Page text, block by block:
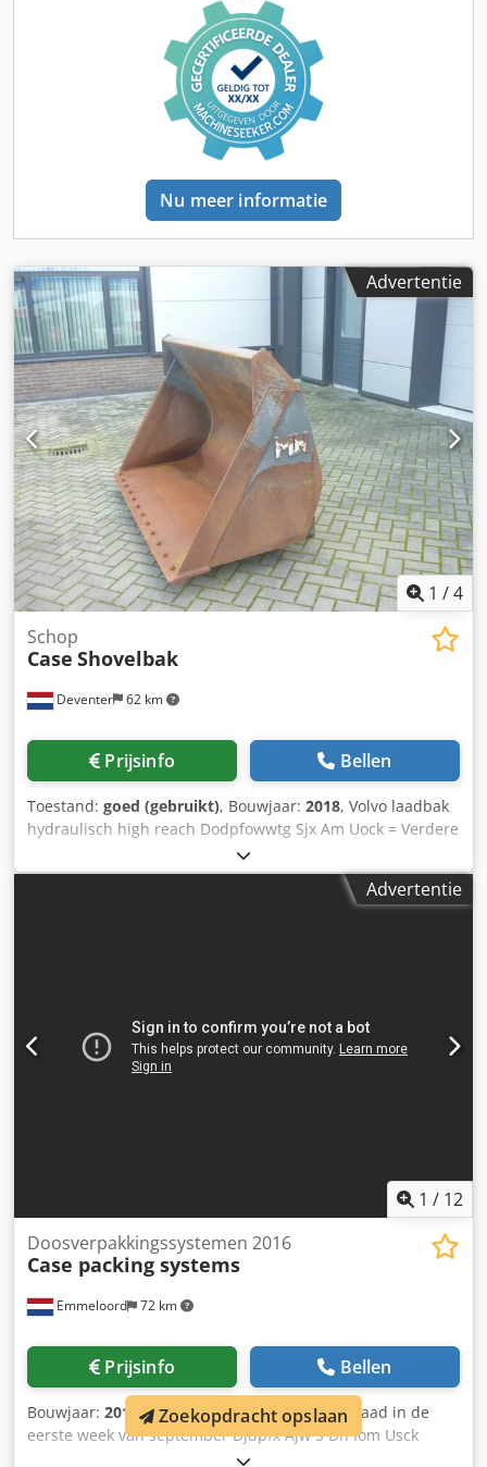
Nu meer informatie
Advertentie
1 /4
Deventer 62 km
Schop
Case Shovelbak
Prijsinfo Bellen
Toestand: goed (gebruikt), Bouwjaar: 2018, Volvo laadbak
hydraulisch high reach Dodpfowwtg Sjx Am Uock = Verdere
informatie = Bouwjaar: 2018 Toepasselijk voor:
Bouwmachines Snelwisselsysteem: Ja Technische staat:
goed Optische staat: goed Neem contact op met Gerrit
Advertentie
1 / 12
Emmeloord 72 km
Doosverpakkingssystemen 2016
Case packing systems
Prijsinfo Bellen
Bouwjaar: 2016 , Toestand:gebruikt, Op voorraad in de
eerste week van september Djdpfx Ajw S Dn Iom Usck
Zoekopdracht opslaan